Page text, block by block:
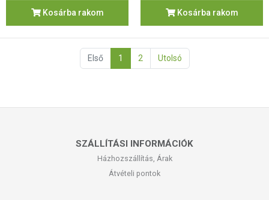
Kosárba rakom Kosárba rakom
Első 1 2 Utolsó
SZÁLLÍTÁSI INFORMÁCIÓK
Házhozszállítás, Árak
Átvételi pontok